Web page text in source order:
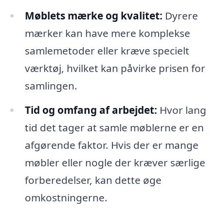
Møblets mærke og kvalitet: Dyrere
mærker kan have mere komplekse
samlemetoder eller kræve specielt
værktøj, hvilket kan påvirke prisen for
samlingen.
Tid og omfang af arbejdet: Hvor lang
tid det tager at samle møblerne er en
afgørende faktor. Hvis der er mange
møbler eller nogle der kræver særlige
forberedelser, kan dette øge
omkostningerne.